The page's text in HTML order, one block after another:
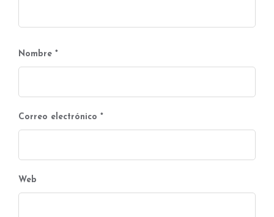
Nombre *
Correo electrónico *
Web